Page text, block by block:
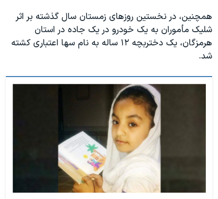
همچنین، در نخستین روزهای زمستان سال گذشته بر اثر
شلیک مأموران به یک خودرو در یک جاده در استان
هرمزگان، یک دختربچه ۱۲ ساله به نام سها اعتباری کشته
شد.